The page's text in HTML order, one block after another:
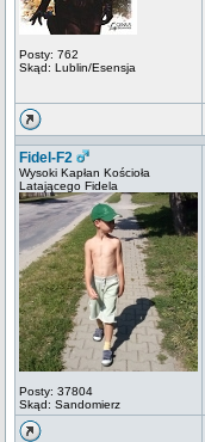
Posty: 762
Skąd: Lublin/Esensja
Fidel-F2
Wysoki Kapłan Kościoła
Latającego Fidela
Posty: 37804
Skąd: Sandomierz